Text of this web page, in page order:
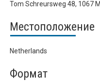
Tom Schreursweg 48, 1067
Местоположение
Netherlands
Формат